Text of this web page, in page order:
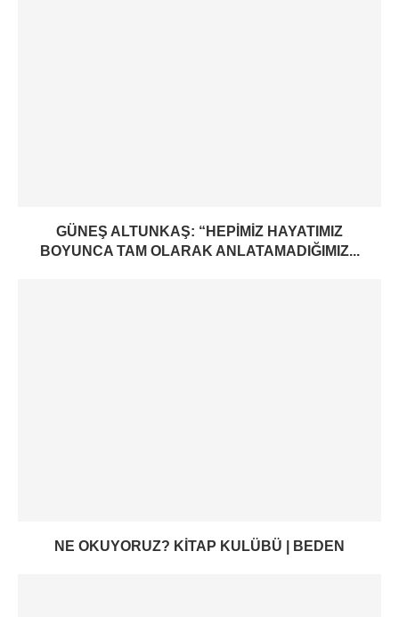
GÜNEŞ ALTUNKAŞ: “HEPIMIZ HAYATIMIZ
BOYUNCA TAM OLARAK ANLATAMADIĞIMIZ...
NE OKUYORUZ? KITAP KULÜBÜ | BEDEN